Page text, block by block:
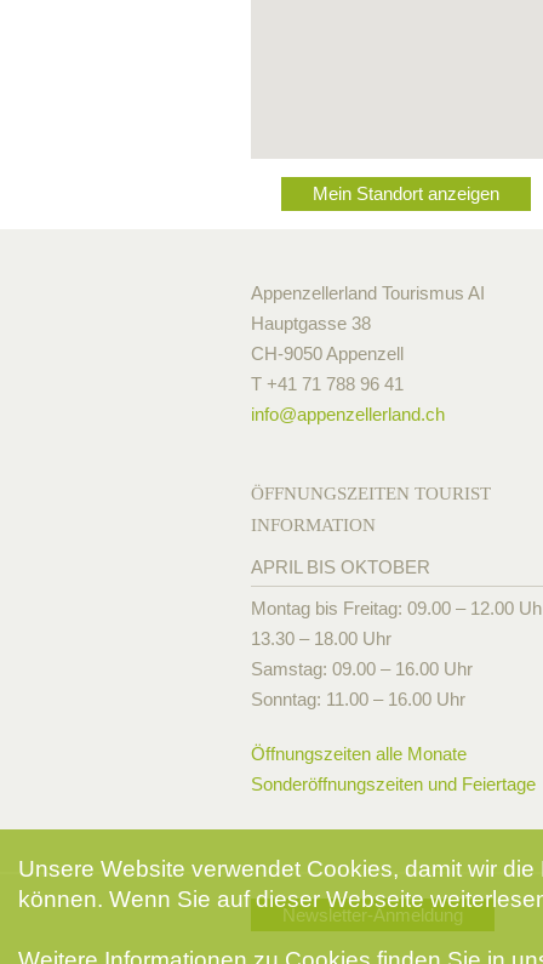
Mein Standort anzeigen
Appenzellerland Tourismus AI
Hauptgasse 38
CH-9050 Appenzell
T +41 71 788 96 41
info@appenzellerland.ch
ÖFFNUNGSZEITEN TOURIST
INFORMATION
APRIL BIS OKTOBER
Montag bis Freitag: 09.00 – 12.00
13.30 – 18.00 Uhr
Samstag: 09.00 – 16.00 Uhr
Sonntag: 11.00 – 16.00 Uhr
Öffnungszeiten alle Monate
Sonderöffnungszeiten und Feiertage
Newsletter-Anmeldung
Unsere Website verwendet Cookies, damit wir
können. Wenn Sie auf dieser Webseite